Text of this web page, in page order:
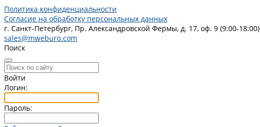
Политика конфиденциальности
Согласие на обработку персональных данных
г. Санкт-Петербург, Пр. Александровской Фермы, д. 17, оф. 9 (9:00-18:00)
sales@mweburo.com
Поиск
Войти
Логин:
Пароль: